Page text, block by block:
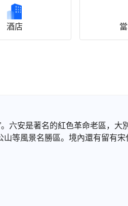
酒店
六安是著名的紅色革命老區，
等風景名勝區。境內還有留有